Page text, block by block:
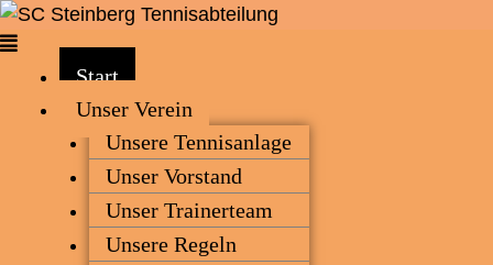
Zum
Inhalt
springen
Menü
Start
Unser Ver­ein
Unse­re Tennisanlage
Unser Vor­stand
Unser Trai­ner­team
Unse­re Regeln